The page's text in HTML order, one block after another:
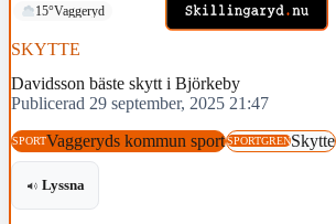
15°Vaggeryd
SKYTTE
Davidsson bäste skytt i Björkeby
Publicerad 29 september, 2025 21:47
SPORTVaggeryds kommun sportSPORTGRENSkytte
Lyssna